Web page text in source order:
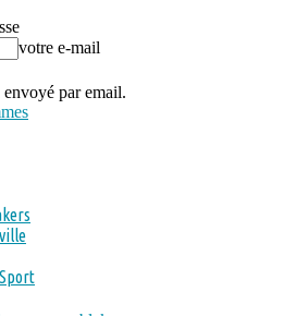
votre e-mail
envoyé par email.